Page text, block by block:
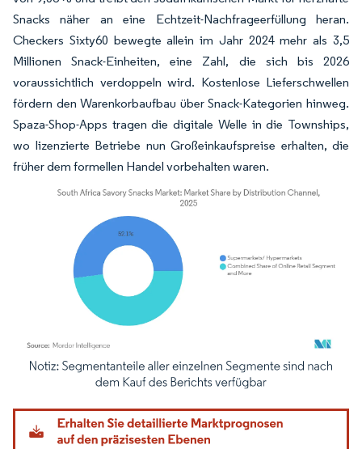
Snacks näher an eine Echtzeit-Nachfrageerfüllung heran.
Checkers Sixty60 bewegte allein im Jahr 2024 mehr als 3,5
Millionen Snack-Einheiten, eine Zahl, die sich bis 2026
voraussichtlich verdoppeln wird. Kostenlose Lieferschwellen
fördern den Warenkorbaufbau über Snack-Kategorien hinweg.
Spaza-Shop-Apps tragen die digitale Welle in die Townships,
wo lizenzierte Betriebe nun Großeinkaufspreise erhalten, die
früher dem formellen Handel vorbehalten waren.
Bild © Mordor Intelligence. Wiederverwendung erfordert Namensnennung